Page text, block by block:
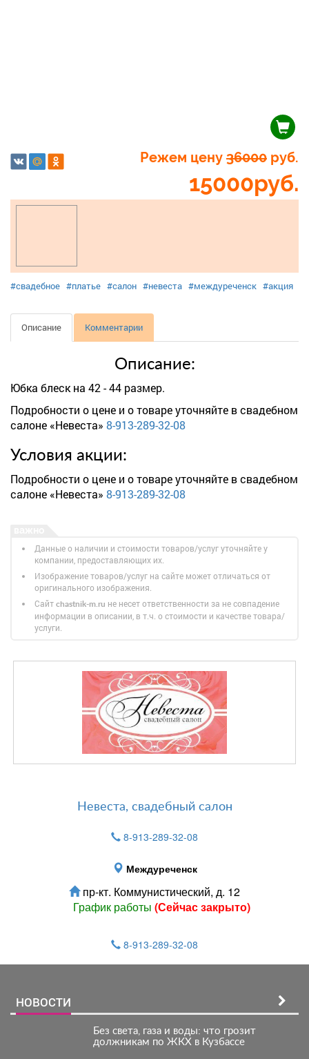
Режем цену 36000 руб.
15000руб.
#свадебное #платье #салон #невеста #междуреченск #акция
Описание Комментарии
Описание:
Юбка блеск на 42 - 44 размер.
Подробности о цене и о товаре уточняйте в свадебном
салоне «Невеста» 8-913-289-32-08
Условия акции:
Подробности о цене и о товаре уточняйте в свадебном
салоне «Невеста» 8-913-289-32-08
Данные о наличии и стоимости товаров/услуг уточняйте у
компании, предоставляющих их.
Изображение товаров/услуг на сайте может отличаться от
оригинального изображения.
Сайт chastnik-m.ru не несет ответственности за не совпадение
информации в описании, в т.ч. о стоимости и качестве товара/
услуги.
Невеста, свадебный салон
8-913-289-32-08
Междуреченск
пр-кт. Коммунистический, д. 12
График работы (Сейчас закрыто)
8-913-289-32-08
НОВОСТИ
Без света, газа и воды: что грозит
должникам по ЖКХ в Кузбассе